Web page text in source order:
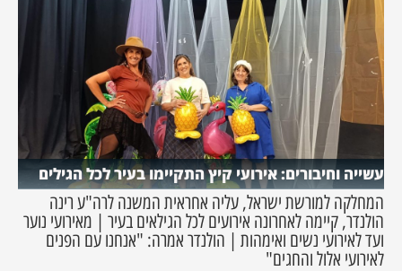
עשייה וחיבורים: אירועי קיץ התקיימו בעיר לכל הגילים
המחלקה למורשת ישראל, עליה אחראית המשנה לרה"ע רינה
הולנדר, קיימה לאחרונה אירועים לכל הגילאים בעיר | מאירועי נוער
ועד לאירועי נשים ואימהות | הולנדר אמרה: "אנחנו עם הפנים
לאירועי אלול והחגים"